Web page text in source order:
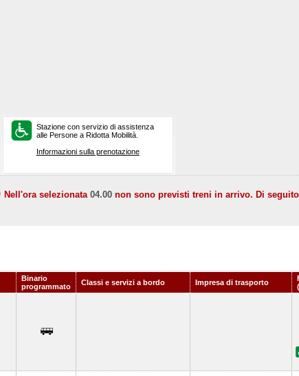
Stazione con servizio di assistenza
alle Persone a Ridotta Mobilità.
Informazioni sulla prenotazione
Nell'ora selezionata 04.00 non sono previsti treni in arrivo. Di
Binario
programmato
Classi e servizi a bordo Impresa di trasporto